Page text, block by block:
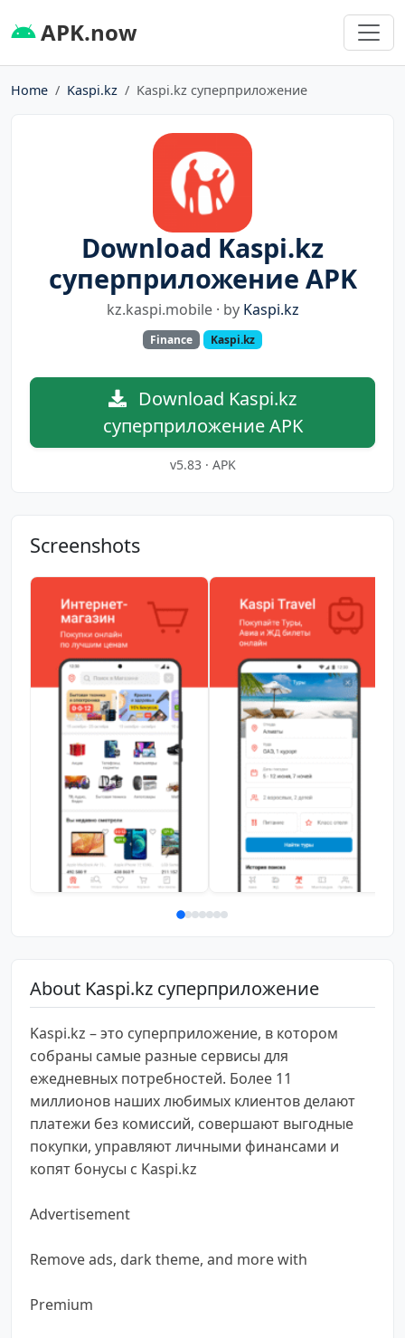
APK.now
Home Kaspi.kz Kaspi.kz суперприложение
Download Kaspi.kz
суперприложение APK
kz.kaspi.mobile · by Kaspi.kz
Finance Kaspi.kz
Download Kaspi.kz
суперприложение APK
v5.83 · APK
Screenshots
About Kaspi.kz суперприложение
Kaspi.kz – это суперприложение, в котором
собраны самые разные сервисы для
ежедневных потребностей. Более 11
миллионов наших любимых клиентов делают
платежи без комиссий, совершают выгодные
покупки, управляют личными финансами и
копят бонусы с Kaspi.kz
Advertisement
Remove ads, dark theme, and more with
Premium